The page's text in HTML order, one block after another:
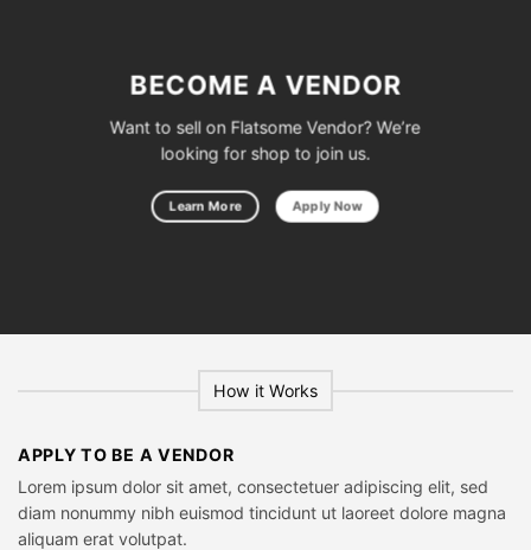
BECOME A VENDOR
Want to sell on Flatsome Vendor? We’re
looking for shop to join us.
Learn More Apply Now
How it Works
APPLY TO BE A VENDOR
Lorem ipsum dolor sit amet, consectetuer adipiscing elit, sed
diam nonummy nibh euismod tincidunt ut laoreet dolore magna
aliquam erat volutpat.